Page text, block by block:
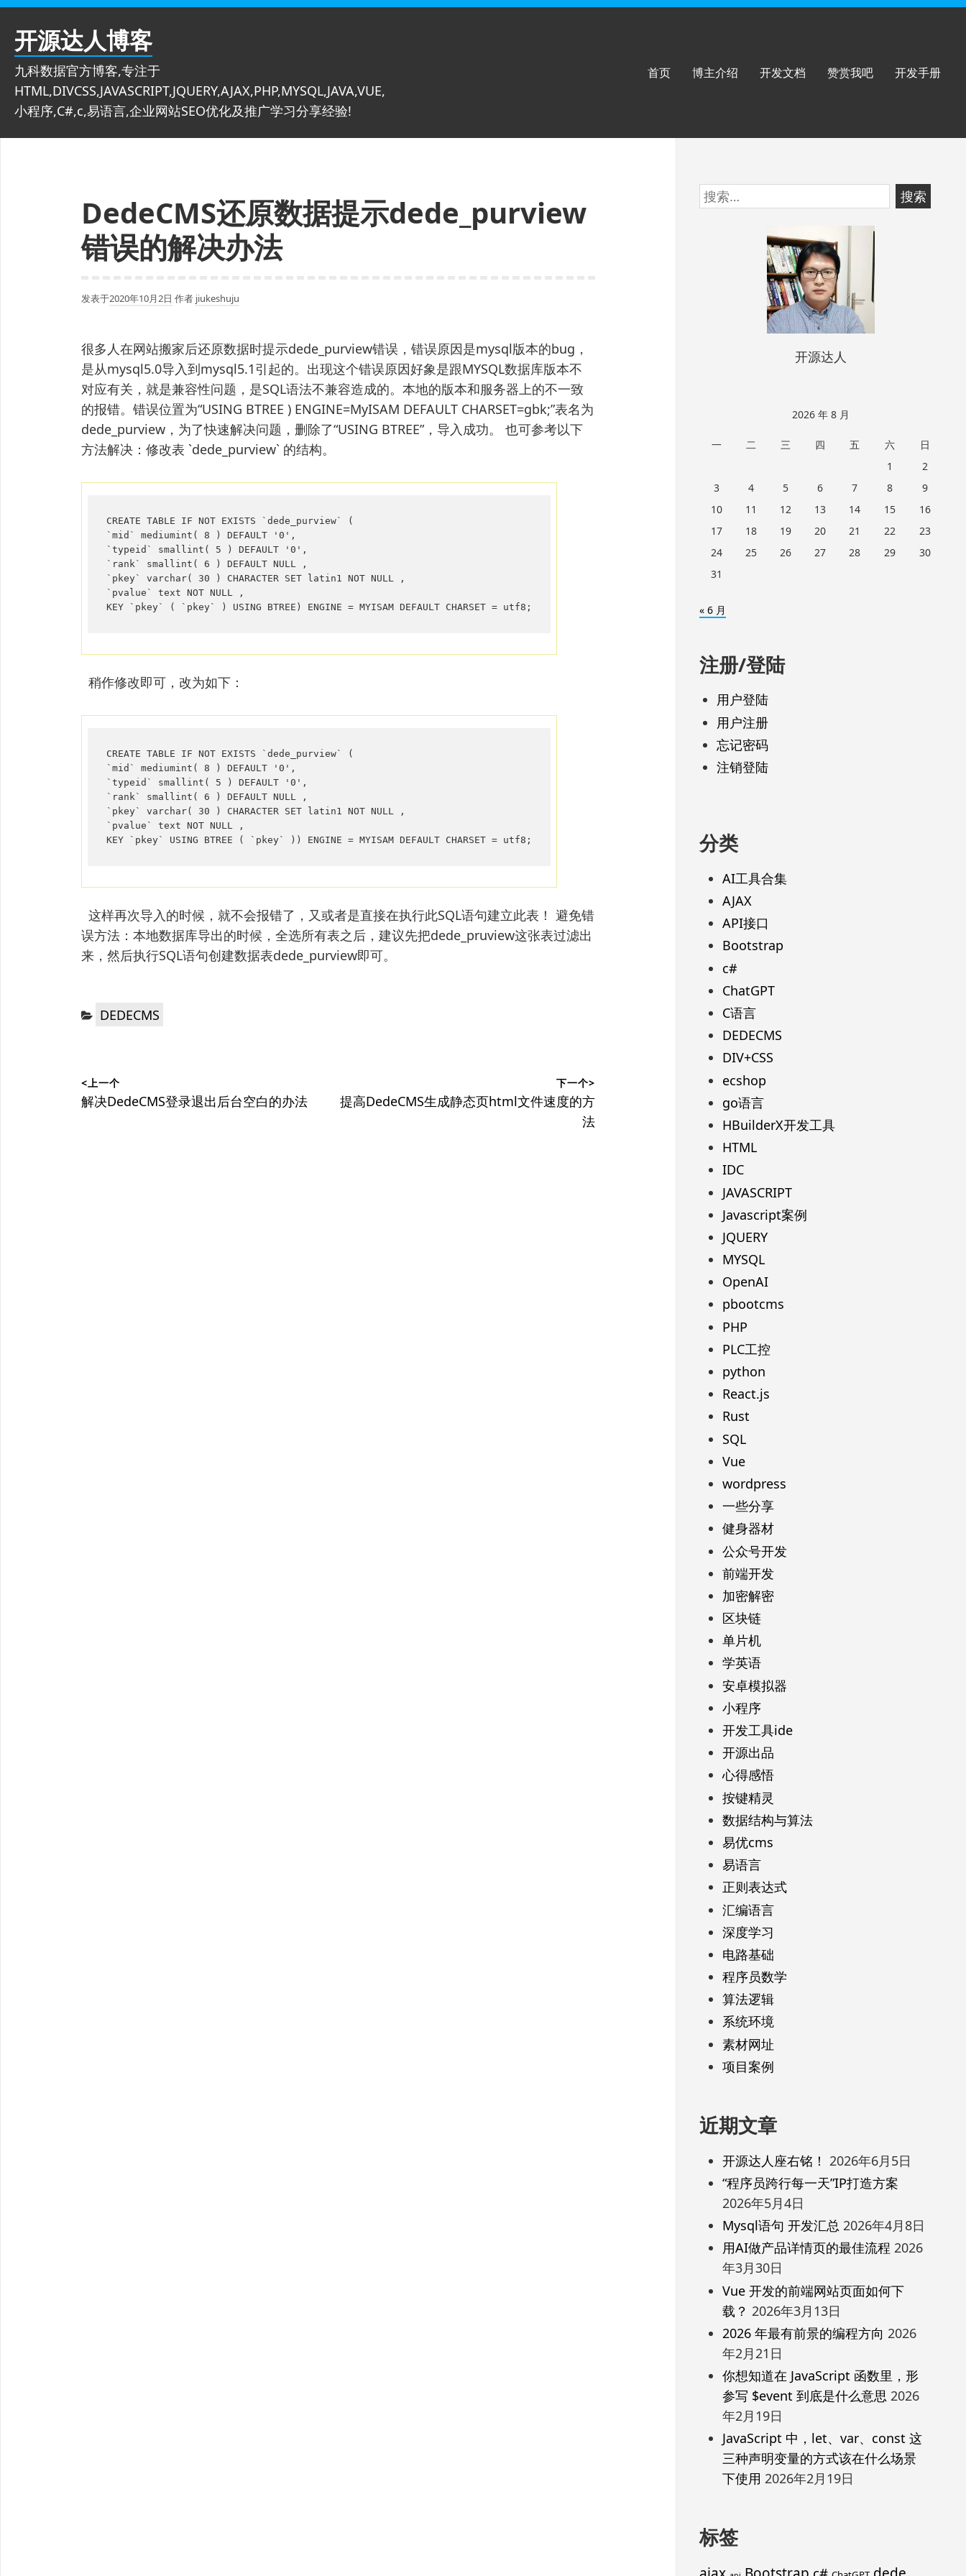
跳
开源达人博客
九科数据官方博客,专注于
HTML,DIVCSS,JAVASCRIPT,JQUERY,AJAX,PHP,MYSQL,JAVA,VUE,
小程序,C#,c,易语言,企业网站SEO优化及推广学习分享经验!
首页 博主介绍 开发文档 赞赏我吧 开发手册
DedeCMS还原数据提示dede_purview
错误的解决办法
发表于2020年10月2日 作者 jiukeshuju
很多人在网站搬家后还原数据时提示dede_purview错误，错误原因是mysql版本的bug，
是从mysql5.0导入到mysql5.1引起的。出现这个错误原因好象是跟MYSQL数据库版本不
对应有关，就是兼容性问题，是SQL语法不兼容造成的。本地的版本和服务器上的不一致
的报错。错误位置为“USING BTREE ) ENGINE=MyISAM DEFAULT CHARSET=gbk;”表名为
dede_purview，为了快速解决问题，删除了“USING BTREE”，导入成功。 也可参考以下
方法解决：修改表 `dede_purview` 的结构。
CREATE TABLE IF NOT EXISTS `dede_purview` (
`mid` mediumint( 8 ) DEFAULT '0',
`typeid` smallint( 5 ) DEFAULT '0',
`rank` smallint( 6 ) DEFAULT NULL ,
`pkey` varchar( 30 ) CHARACTER SET latin1 NOT NULL ,
`pvalue` text NOT NULL ,
KEY `pkey` ( `pkey` ) USING BTREE) ENGINE = MYISAM DEFAULT CHARSET = utf8;
稍作修改即可，改为如下：
CREATE TABLE IF NOT EXISTS `dede_purview` (
`mid` mediumint( 8 ) DEFAULT '0',
`typeid` smallint( 5 ) DEFAULT '0',
`rank` smallint( 6 ) DEFAULT NULL ,
`pkey` varchar( 30 ) CHARACTER SET latin1 NOT NULL ,
`pvalue` text NOT NULL ,
KEY `pkey` USING BTREE ( `pkey` )) ENGINE = MYISAM DEFAULT CHARSET = utf8;
这样再次导入的时候，就不会报错了，又或者是直接在执行此SQL语句建立此表！ 避免错
误方法：本地数据库导出的时候，全选所有表之后，建议先把dede_pruview这张表过滤出
来，然后执行SQL语句创建数据表dede_purview即可。
分 DEDECMS
章
<上一个
上
解决DedeCMS登录退出后台空白的办法
下一个>
下
提高DedeCMS生成静态页html文件速度的方
法
跳
至
搜
索：
开源达人
2026 年 8 月
一 二 三 四 五 六
日
1
2
3
4 5 6 7 8
9
10
11 12 13 14 15
16
17
18 19 20 21 22
23
24
25 26 27 28 29
30
31
« 6 月
注册/登陆
用户登陆
用户注册
忘记密码
注销登陆
分类
AI工具合集
AJAX
API接口
Bootstrap
c#
ChatGPT
C语言
DEDECMS
DIV+CSS
ecshop
go语言
HBuilderX开发工具
HTML
IDC
JAVASCRIPT
Javascript案例
JQUERY
MYSQL
OpenAI
pbootcms
PHP
PLC工控
python
React.js
Rust
SQL
Vue
wordpress
一些分享
健身器材
公众号开发
前端开发
加密解密
区块链
单片机
学英语
安卓模拟器
小程序
开发工具ide
开源出品
心得感悟
按键精灵
数据结构与算法
易优cms
易语言
正则表达式
汇编语言
深度学习
电路基础
程序员数学
算法逻辑
系统环境
素材网址
项目案例
近期文章
开源达人座右铭！ 2026年6月5日
“程序员跨行每一天”IP打造方案
2026年5月4日
Mysql语句 开发汇总 2026年4月8日
用AI做产品详情页的最佳流程 2026
年3月30日
Vue 开发的前端网站页面如何下
载？ 2026年3月13日
2026 年最有前景的编程方向 2026
年2月21日
你想知道在 JavaScript 函数里，形
参写 $event 到底是什么意思 2026
年2月19日
JavaScript 中，let、var、const 这
三种声明变量的方式该在什么场景
下使用 2026年2月19日
标签